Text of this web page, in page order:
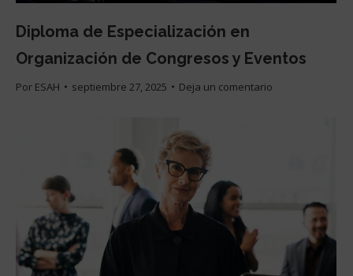
Diploma de Especialización en
Organización de Congresos y Eventos
Por ESAH septiembre 27, 2025 Deja un comentario